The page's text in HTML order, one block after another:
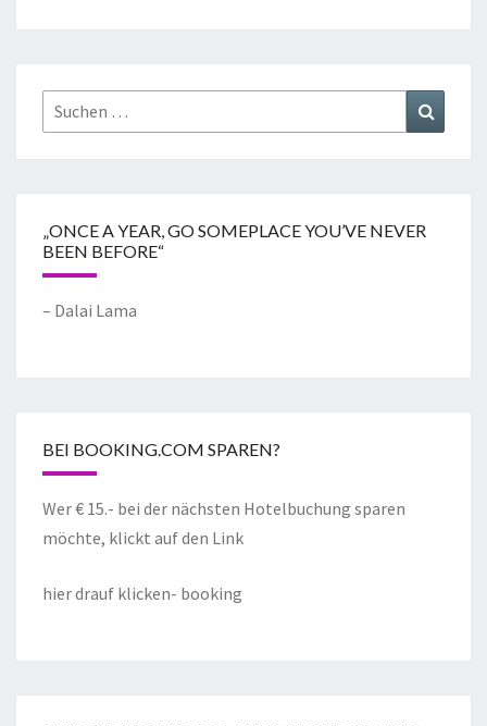
„ONCE A YEAR, GO SOMEPLACE YOU’VE NEVER
BEEN BEFORE“
– Dalai Lama
BEI BOOKING.COM SPAREN?
Wer € 15.- bei der nächsten Hotelbuchung sparen
möchte, klickt auf den Link
hier drauf klicken- booking